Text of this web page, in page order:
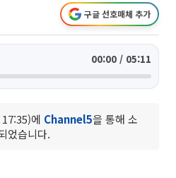
구글 선호매체 추가
00:00 / 05:11
에 Channel5을 통해 소
었습니다.